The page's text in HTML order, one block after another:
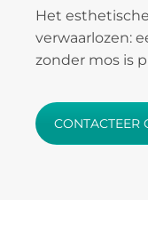
Het
verwaarlozen:
zonder mos is
CONTACTEER